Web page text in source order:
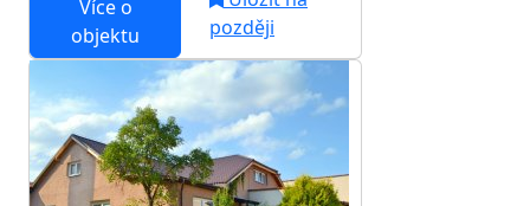
Více o
objektu
později